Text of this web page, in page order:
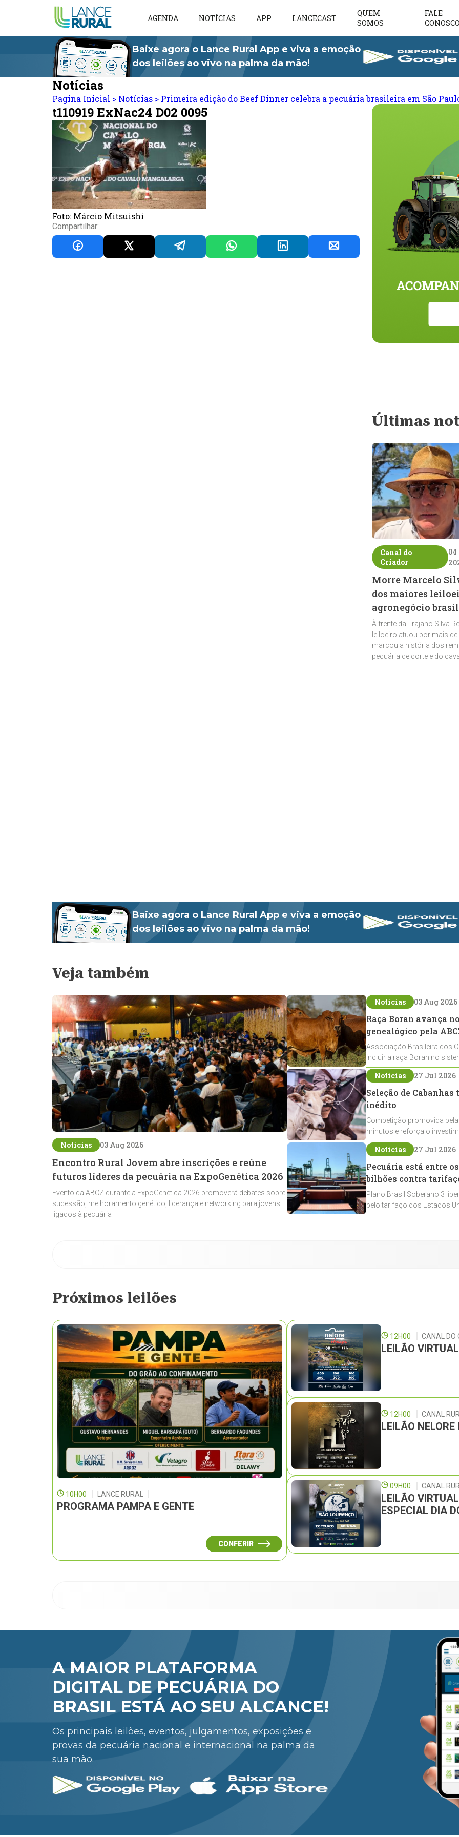
AGENDA NOTÍCIAS APP LANCECAST
QUEM
SOMOS
FALE
CONOSCO
Baixe agora o Lance Rural App e viva a emoção
dos leilões ao vivo na palma da mão!
Notícias
Pagina Inicial > Notícias > Primeira edição do Beef Dinner celebra a pecuária brasileira em São
t110919 ExNac24 D02 0095
Foto: Márcio Mitsuishi
Compartilhar:
Últimas
Canal do
Criador
04
Morre Marcelo
dos maiores
agronegócio
À frente da Trajano Silva
leiloeiro atuou por mais
marcou a história dos
pecuária de corte e do
Baixe agora o Lance Rural App e viva a emoção
dos leilões ao vivo na palma da mão!
Veja também
Notícias 03 Aug 2026
Encontro Rural Jovem abre inscrições e reúne
futuros líderes da pecuária na ExpoGenética 2026
Evento da ABCZ durante a ExpoGenética 2026 promoverá debates sobre
sucessão, melhoramento genético, liderança e networking para jovens
ligados à pecuária
Notícias 03 Aug 2026
Raça Boran avança
genealógico pela
Associação Brasileira dos
incluir a raça Boran no
expansão na pecuária
Notícias 27 Jul 2026
Seleção de
inédito
Competição promovida
minutos e reforça o
Crioulos voltados ao laço
Notícias 27 Jul 2026
Pecuária está entre
bilhões contra
Plano Brasil Soberano 3
pelo tarifaço dos Estados
contemplados
Próximos leilões
10H00 LANCE RURAL
PROGRAMA PAMPA E GENTE
CONFERIR
12H00 CANAL DO
LEILÃO
12H00 CANAL
LEILÃO
09H00 CANAL
LEILÃO
ESPECIAL DIA
A MAIOR PLATAFORMA
DIGITAL DE PECUÁRIA DO
BRASIL ESTÁ AO SEU ALCANCE!
Os principais leilões, eventos, julgamentos, exposições e
provas da pecuária nacional e internacional na palma da
sua mão.